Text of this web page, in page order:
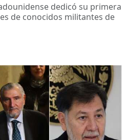
dedicó su primera
de conocidos militantes de